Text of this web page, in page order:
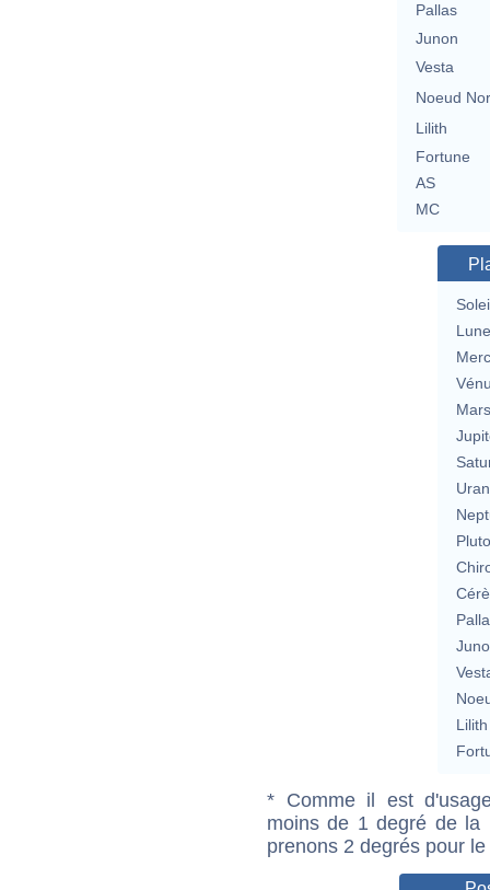
Pallas
Junon
Vesta
Noeud
Lilith
Fortune
AS
MC
Lune
Mars
Lilith
* Comme il est
moins de 1 degré de la
prenons 2 degrés pour